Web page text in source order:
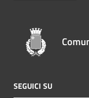
SEGUICI SU